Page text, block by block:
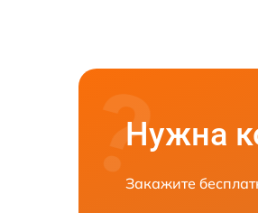
Нужна
Закажите